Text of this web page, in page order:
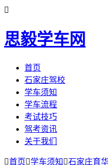

思毅学车网
首页
石家庄驾校
学车须知
学车流程
考试技巧
驾考资讯
关于我们
首页学车须知 石家庄育